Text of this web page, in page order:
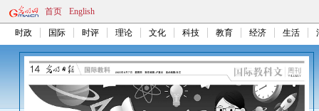
首页 English
时政 国际 时评 理论 文化 科技 教育 经济 生活